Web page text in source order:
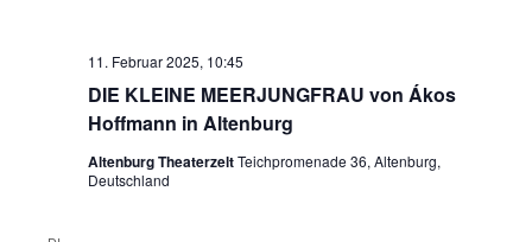
DIE KLEINE MEERJUNGFRAU von Ákos
Hoffmann in Altenburg
11. Februar 2025, 10:45
Altenburg TheaterzeltTeichpromenade 36, Altenburg,
Deutschland